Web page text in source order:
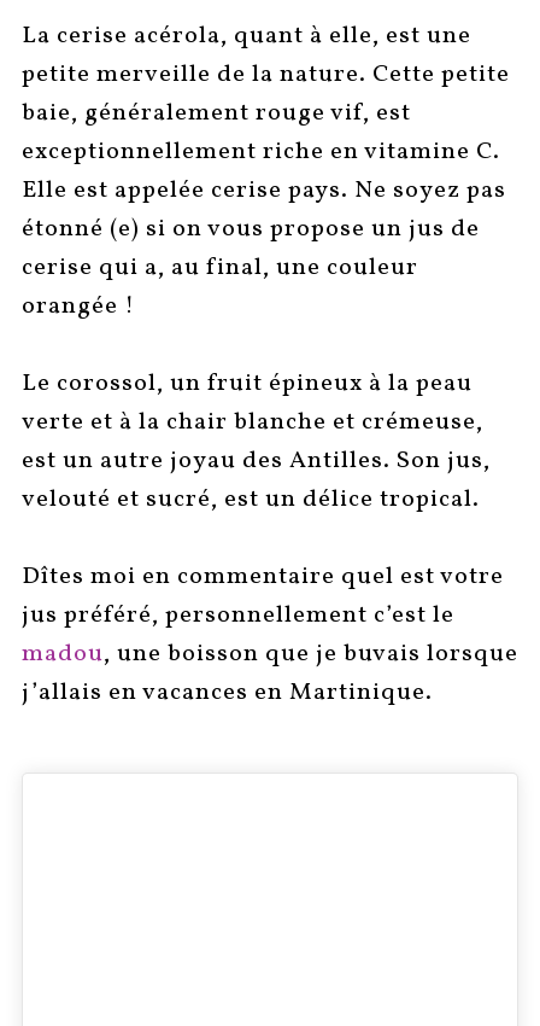
La cerise acérola, quant à elle, est une
petite merveille de la nature. Cette petite
baie, généralement rouge vif, est
exceptionnellement riche en vitamine C.
Elle est appelée cerise pays. Ne soyez pas
étonné (e) si on vous propose un jus de
cerise qui a, au final, une couleur
orangée !
Le corossol, un fruit épineux à la peau
verte et à la chair blanche et crémeuse,
est un autre joyau des Antilles. Son jus,
velouté et sucré, est un délice tropical.
Dîtes moi en commentaire quel est votre
jus préféré, personnellement c’est le
madou, une boisson que je buvais lorsque
j’allais en vacances en Martinique.